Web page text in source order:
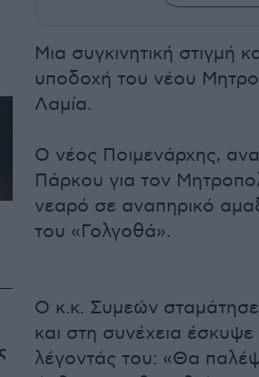
Μια συγκινητική στιγμή
υποδοχή του νέου
Λαμία.
Ο νέος Ποιμενάρχης,
Πάρκου για τον
νεαρό σε αναπηρικό
του «Γολγοθά».
Ο κ.κ. Συμεών
και στη συνέχεια
λέγοντάς του: «Θα